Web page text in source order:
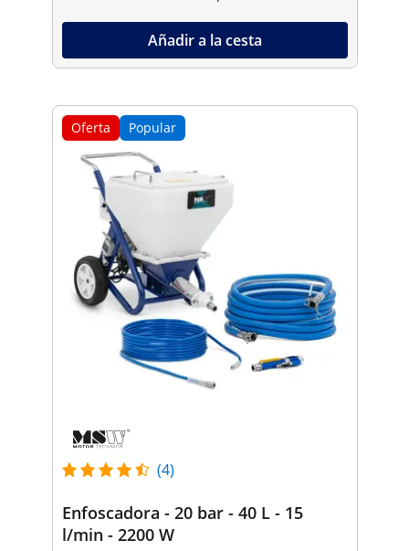
Añadir a la cesta
Oferta Popular
(4)
Enfoscadora - 20 bar - 40 L - 15
l/min - 2200 W